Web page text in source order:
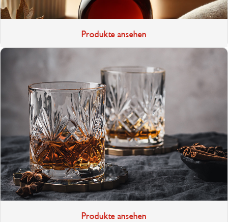
Produkte ansehen
Produkte ansehen